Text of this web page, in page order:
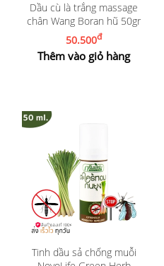
Dầu cù là trắng massage
chân Wang Boran hũ 50gr
50.500đ
Thêm vào giỏ hàng
Tinh dầu sả chống muỗi